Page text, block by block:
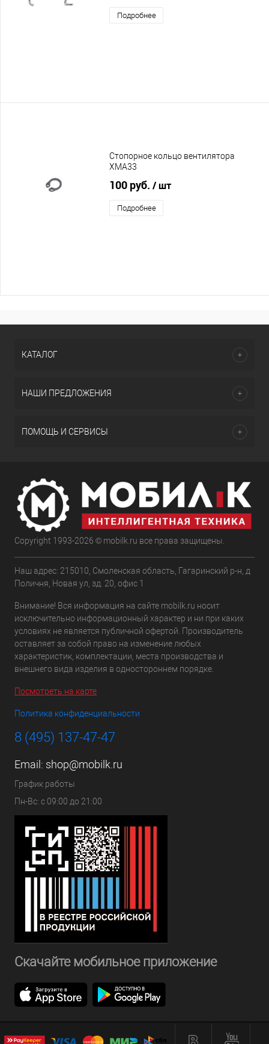
Подробнее
Стопорное кольцо вентилятора
XMA33
100 руб. / шт
Подробнее
КАТАЛОГ
НАШИ ПРЕДЛОЖЕНИЯ
ПОМОЩЬ И СЕРВИСЫ
Copyright 1993-2026 © mobilk.ru все права защищены.
Наш адрес: 215010, Смоленская область, Гагаринский р-н, д
Поличня, Новая ул, зд. 20, офис 1
Внимание! Вся информация на сайте mobilk.ru носит
исключительно информационный характер и ни при каких
условиях не является публичной офертой. Производитель
оставляет за собой право на изменение любых
характеристик, комплектации, места производства и
внешнего вида изделия в одностороннем порядке.
Посмотреть на карте
Политика конфиденциальности
8 (495) 137-47-47
Email: shop@mobilk.ru
График работы
Пн-Вс: с 09:00 до 21:00
Скачайте мобильное приложение